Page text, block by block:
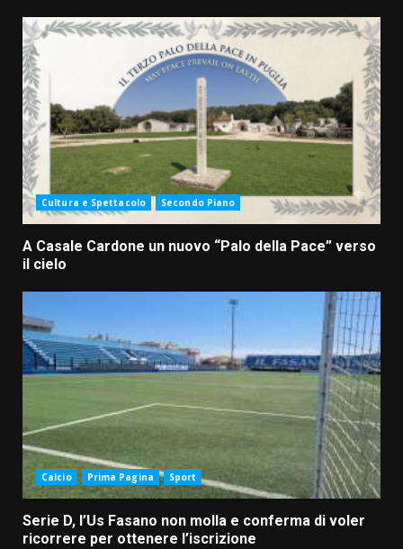
Cultura e Spettacolo Secondo Piano
A Casale Cardone un nuovo “Palo della Pace” verso
il cielo
Calcio Prima Pagina Sport
Serie D, l’Us Fasano non molla e conferma di voler
ricorrere per ottenere l’iscrizione